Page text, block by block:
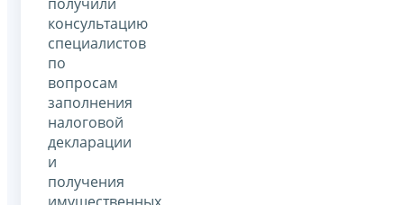
консультацию
специалистов
по
вопросам
заполнения
налоговой
декларации
и
получения
имущественных